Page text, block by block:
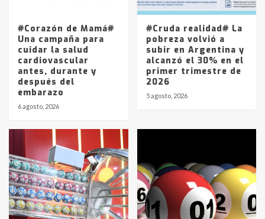
entre 857 a 1338 pesos
#Corazón de Mamá#
Una campaña para
cuidar la salud
cardiovascular
antes, durante y
después del
embarazo
6 agosto, 2026
#Cruda realidad# La
pobreza volvió a
subir en Argentina y
alcanzó el 30% en el
primer trimestre de
2026
5 agosto, 2026